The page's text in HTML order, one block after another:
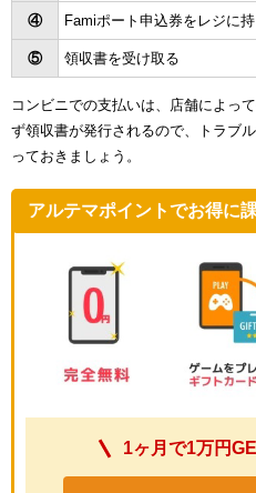
④ Famiポート申込券をレジに
⑤ 領収書を受け取る
コンビニでの支払いは、店舗によっ
ず領収書が発行されるので、トラブ
っておきましょう。
アルテマポイントでお得に
1ヶ月で1万円